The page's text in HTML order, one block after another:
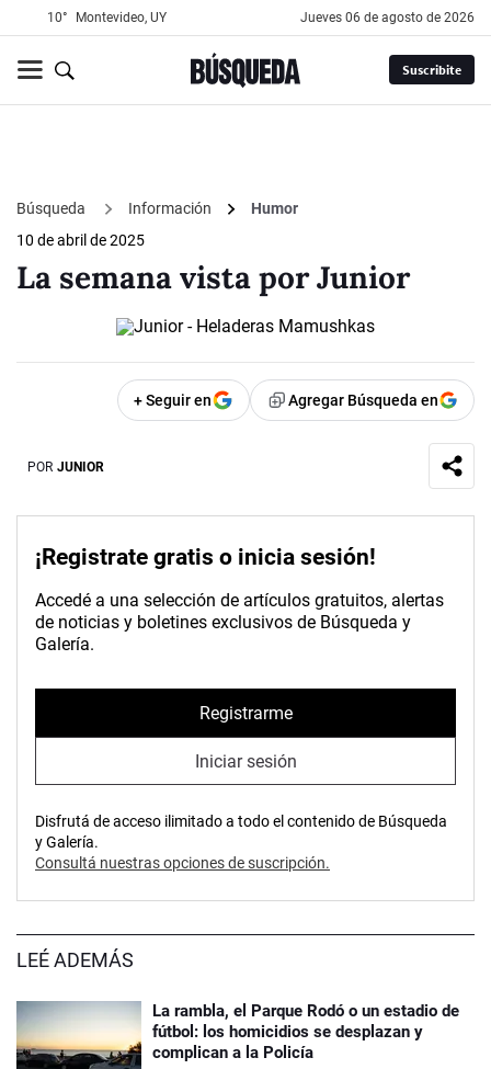
10° Montevideo, UY jueves 06 de agosto de 2026
Suscribite
Búsqueda Información
Humor
10 de abril de 2025
La semana vista por Junior
+ Seguir en Agregar Búsqueda en
POR JUNIOR
¡Registrate gratis o inicia sesión!
Accedé a una selección de artículos gratuitos, alertas
de noticias y boletines exclusivos de Búsqueda y
Galería.
Registrarme
Iniciar sesión
Disfrutá de acceso ilimitado a todo el contenido de Búsqueda
y Galería.
Consultá nuestras opciones de suscripción.
LEÉ ADEMÁS
La rambla, el Parque Rodó o un estadio de
fútbol: los homicidios se desplazan y
complican a la Policía